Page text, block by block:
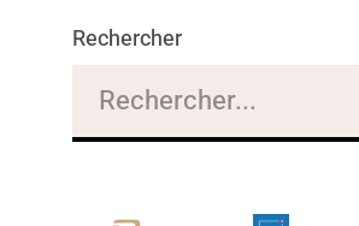
Rechercher